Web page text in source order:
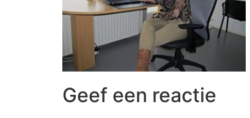
Geef een reactie